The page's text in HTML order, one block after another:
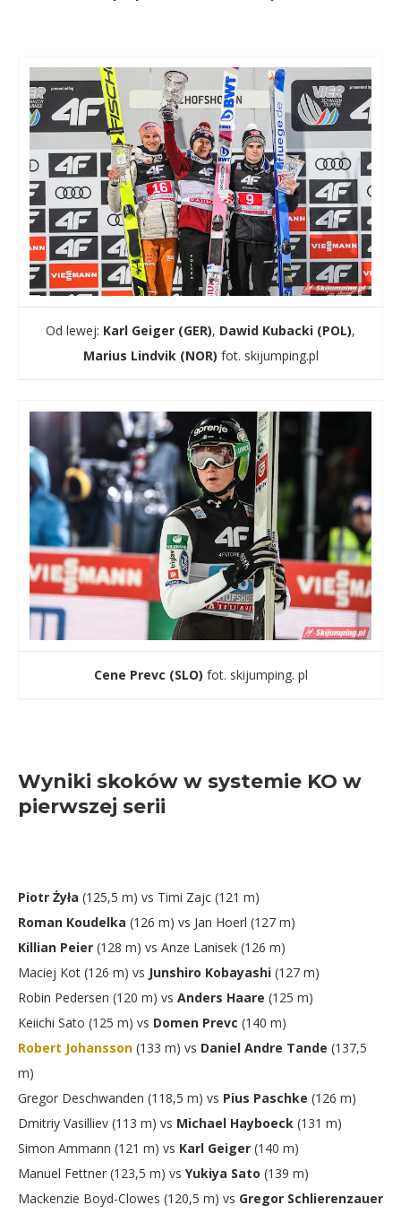
Od lewej: Karl Geiger (GER), Dawid Kubacki (POL),
Marius Lindvik (NOR) fot. skijumping.pl
Cene Prevc (SLO) fot. skijumping. pl
Wyniki skoków w systemie KO w
pierwszej serii
Piotr Żyła (125,5 m) vs Timi Zajc (121 m)
Roman Koudelka (126 m) vs Jan Hoerl (127 m)
Killian Peier (128 m) vs Anze Lanisek (126 m)
Maciej Kot (126 m) vs Junshiro Kobayashi (127 m)
Robin Pedersen (120 m) vs Anders Haare (125 m)
Keiichi Sato (125 m) vs Domen Prevc (140 m)
Robert Johansson (133 m) vs Daniel Andre Tande (137,5
m)
Gregor Deschwanden (118,5 m) vs Pius Paschke (126 m)
Dmitriy Vasilliev (113 m) vs Michael Hayboeck (131 m)
Simon Ammann (121 m) vs Karl Geiger (140 m)
Manuel Fettner (123,5 m) vs Yukiya Sato (139 m)
Mackenzie Boyd-Clowes (120,5 m) vs Gregor Schlierenzauer